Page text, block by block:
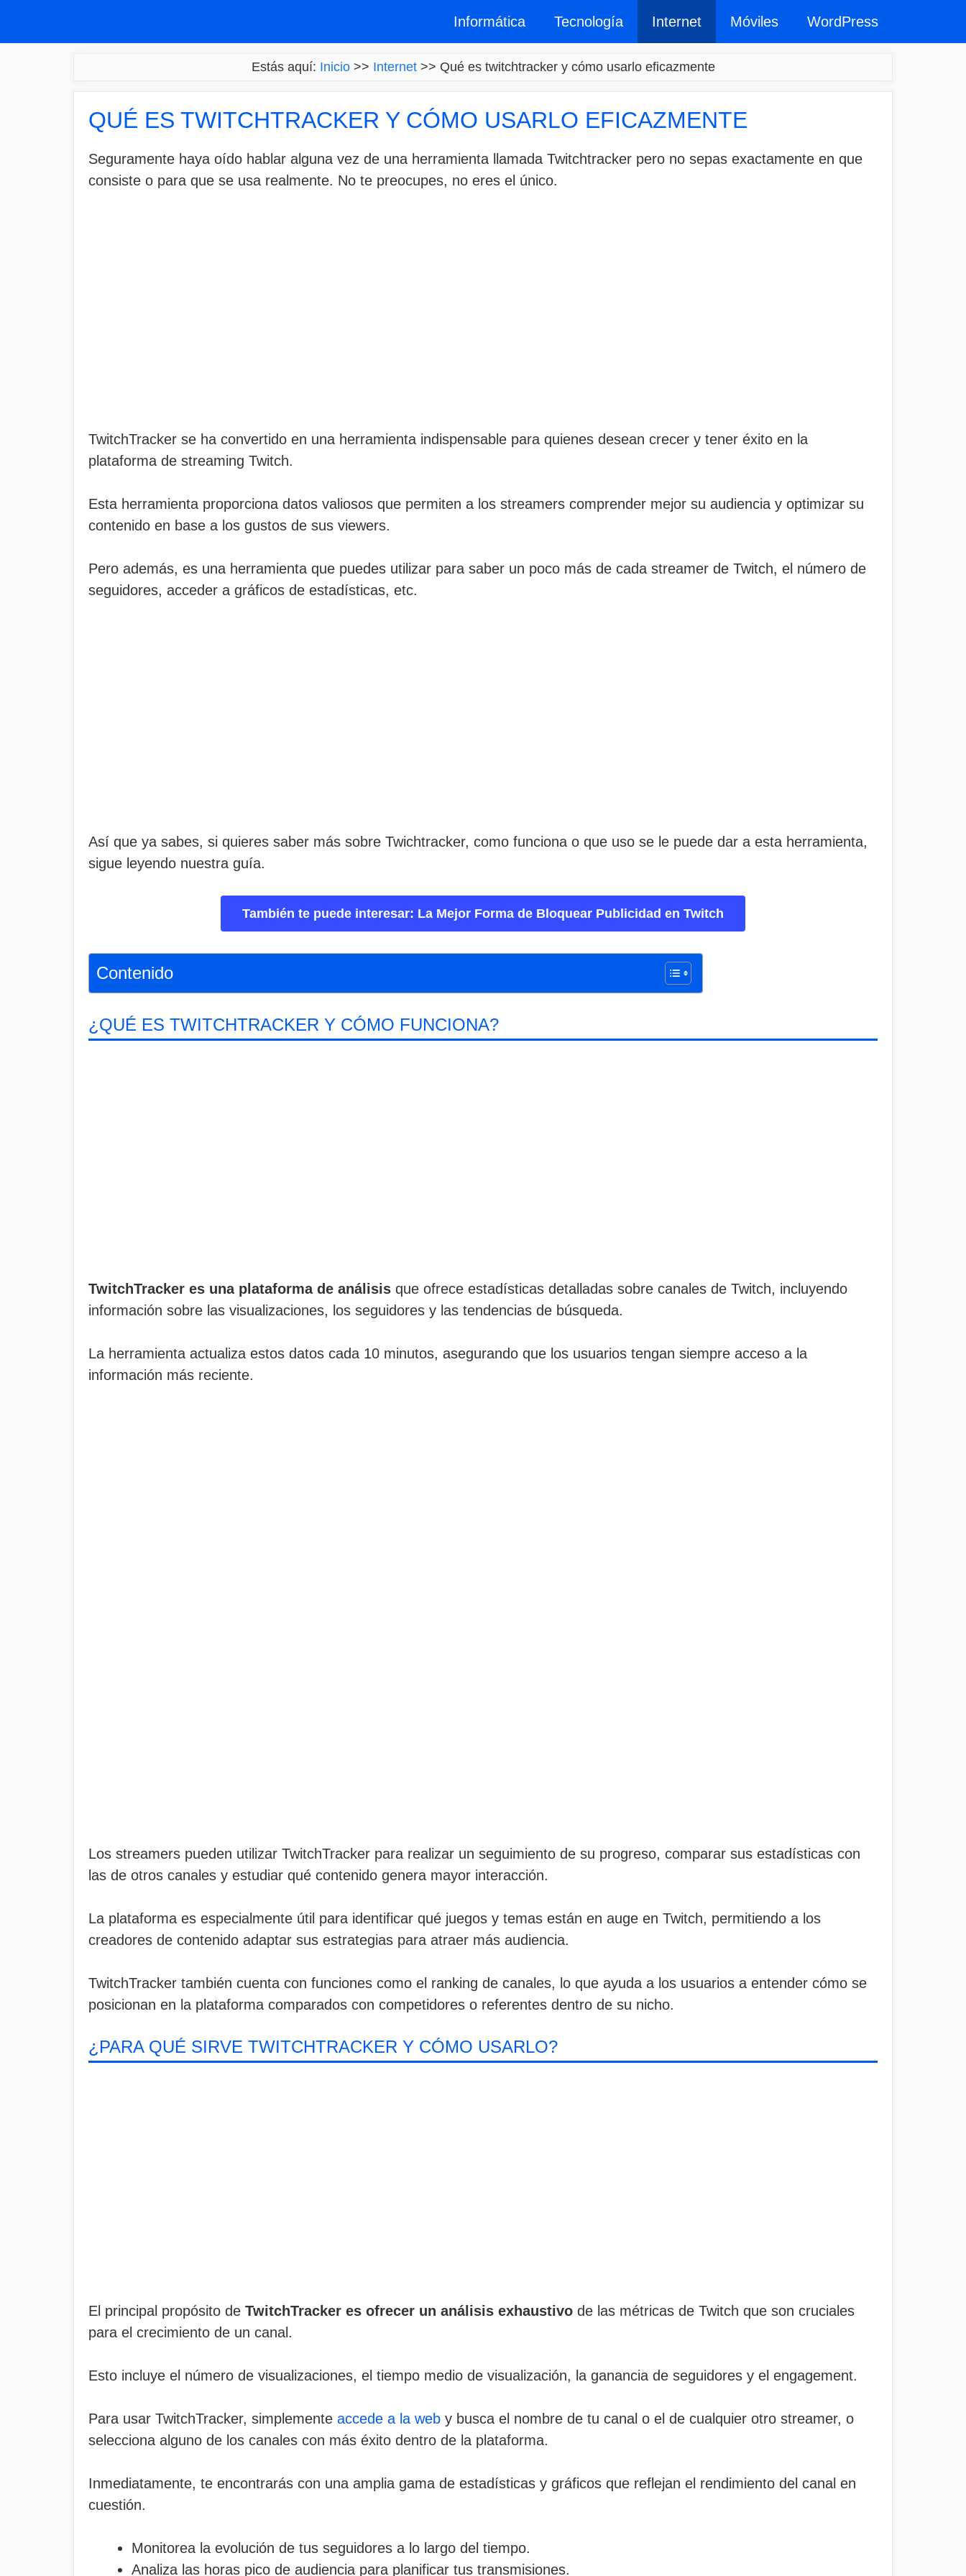
Informática Tecnología Internet Móviles WordPress
Estás aquí: Inicio>> Internet>> Qué es twitchtracker y cómo usarlo eficazmente
QUÉ ES TWITCHTRACKER Y CÓMO USARLO EFICAZMENTE
Seguramente haya oído hablar alguna vez de una herramienta llamada Twitchtracker pero no sepas exactamente en que
consiste o para que se usa realmente. No te preocupes, no eres el único.
TwitchTracker se ha convertido en una herramienta indispensable para quienes desean crecer y tener éxito en la
plataforma de streaming Twitch.
Esta herramienta proporciona datos valiosos que permiten a los streamers comprender mejor su audiencia y optimizar su
contenido en base a los gustos de sus viewers.
Pero además, es una herramienta que puedes utilizar para saber un poco más de cada streamer de Twitch, el número de
seguidores, acceder a gráficos de estadísticas, etc.
Así que ya sabes, si quieres saber más sobre Twichtracker, como funciona o que uso se le puede dar a esta herramienta,
sigue leyendo nuestra guía.
También te puede interesar: La Mejor Forma de Bloquear Publicidad en Twitch
Contenido
¿QUÉ ES TWITCHTRACKER Y CÓMO FUNCIONA?
TwitchTracker es una plataforma de análisis que ofrece estadísticas detalladas sobre canales de Twitch, incluyendo
información sobre las visualizaciones, los seguidores y las tendencias de búsqueda.
La herramienta actualiza estos datos cada 10 minutos, asegurando que los usuarios tengan siempre acceso a la
información más reciente.
Los streamers pueden utilizar TwitchTracker para realizar un seguimiento de su progreso, comparar sus estadísticas con
las de otros canales y estudiar qué contenido genera mayor interacción.
La plataforma es especialmente útil para identificar qué juegos y temas están en auge en Twitch, permitiendo a los
creadores de contenido adaptar sus estrategias para atraer más audiencia.
TwitchTracker también cuenta con funciones como el ranking de canales, lo que ayuda a los usuarios a entender cómo se
posicionan en la plataforma comparados con competidores o referentes dentro de su nicho.
¿PARA QUÉ SIRVE TWITCHTRACKER Y CÓMO USARLO?
El principal propósito de TwitchTracker es ofrecer un análisis exhaustivo de las métricas de Twitch que son cruciales
para el crecimiento de un canal.
Esto incluye el número de visualizaciones, el tiempo medio de visualización, la ganancia de seguidores y el engagement.
Para usar TwitchTracker, simplemente accede a la web y busca el nombre de tu canal o el de cualquier otro streamer, o
selecciona alguno de los canales con más éxito dentro de la plataforma.
Inmediatamente, te encontrarás con una amplia gama de estadísticas y gráficos que reflejan el rendimiento del canal en
cuestión.
Monitorea la evolución de tus seguidores a lo largo del tiempo.
Analiza las horas pico de audiencia para planificar tus transmisiones.